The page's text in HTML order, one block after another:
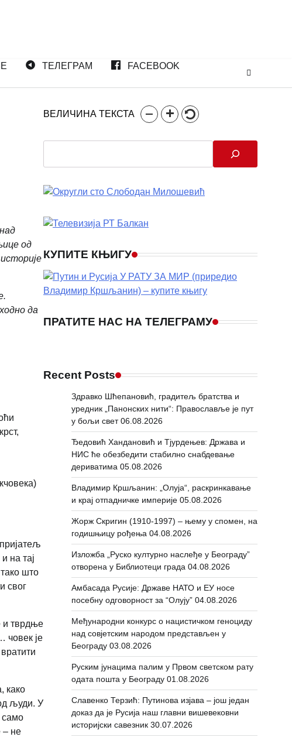
ТЕЛЕГРАМ
FACEBOOK
од
да
на тај
што
свог
и тврдње
човек је
како
људи. У
само
– не
ВЕЛИЧИНА ТЕКСТА
КУПИТЕ КЊИГУ
ПРАТИТЕ НАС НА ТЕЛЕГРАМУ
Recent Posts
Здравко Шћепановић, градитељ братства и
уредник „Панонских нити“: Православље је пут
у бољи свет 06.08.2026
Ђедовић Хандановић и Тјурдењев: Држава и
НИС ће обезбедити стабилно снабдевање
дериватима 05.08.2026
Владимир Кршљанин: „Олуја“, раскринкавање
и крај отпадничке империје 05.08.2026
Жорж Скригин (1910-1997) – њему у спомен, на
годишњицу рођења 04.08.2026
Изложба „Руско културно наслеђе у Београду”
отворена у Библиотеци града 04.08.2026
Амбасада Русије: Државе НАТО и ЕУ носе
посебну одговорност за “Олују” 04.08.2026
Међународни конкурс о нацистичком геноциду
над совјетским народом представљен у
Београду 03.08.2026
Руским јунацима палим у Првом светском рату
одата пошта у Београду 01.08.2026
Славенко Терзић: Путинова изјава – још један
доказ да је Русија наш главни вишевековни
историјски савезник 30.07.2026